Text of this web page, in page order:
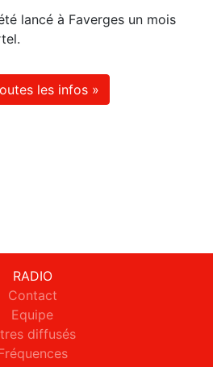
lancé à Faverges un mois
les infos »
RADIO
Contact
Equipe
diffusés